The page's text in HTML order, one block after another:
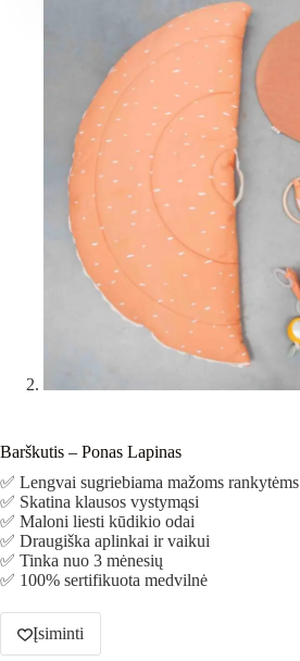
Barškutis – Ponas Lapinas
✅ Lengvai sugriebiama mažoms rankytėms
✅ Skatina klausos vystymąsi
✅ Maloni liesti kūdikio odai
✅ Draugiška aplinkai ir vaikui
✅ Tinka nuo 3 mėnesių
✅ 100% sertifikuota medvilnė
Įsiminti